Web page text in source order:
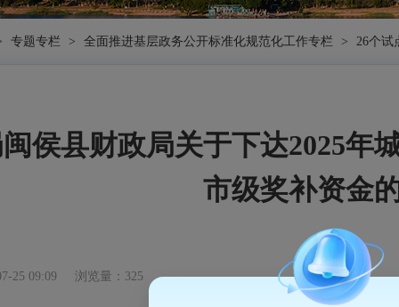
专题专栏 > 全面推进基层政务公开标准化规范化工作专栏 > 26个试
侯县财政局关于下达2025年
市级奖补资金
25 09:09 浏览量：325